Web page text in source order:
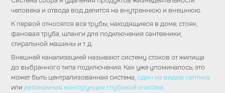
человека и отвода вод делится на внутреннюю и внешнюю.
К первой относятся все трубы, находящиеся в доме, стояк,
фановая труба, шланги для подключения сантехники,
стиральной машины и т. д.
Внешней канализацией называют систему стоков от жилища
до выбранного типа подключения. Как уже упоминалось, это
может быть централизованная система, один из видов септика
илиавтономная конструкция глубокой очистки